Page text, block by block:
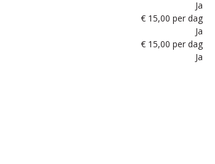
Ja
€ 15,00 per dag
Ja
€ 15,00 per dag
Ja